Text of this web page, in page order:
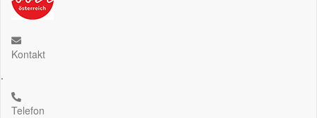
Kontakt
.
Telefon